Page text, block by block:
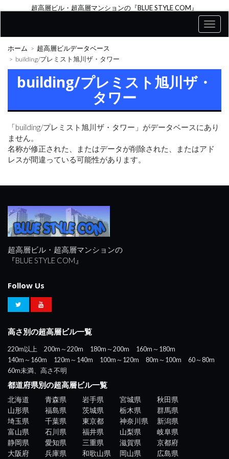
超高層ビル・超高層マンションの『BLUE STYLE COM』
ホーム
超高層ビルデータベース
building/プレミスト旭川ザ・タワー
building/プレミスト旭川ザ・
タワー
「building/プレミスト旭川ザ・タワー」がデータベースにあり
ません。
名称が修正された、またはデータが削除された、またはアド
レスが間違っている可能性があります。
超高層ビル・超高層マンションの
『BLUE STYLE COM』
Follow Us
高さ別の超高層ビル一覧
220m以上 200m～220m 180m～200m
160m～180m
140m～160m
120m～140m 100m～120m 80m～100m
60～80m
60m未満、高さ不明
都道府県別の超高層ビル一覧
北海道 青森県 岩手県 宮城県
秋田県
山形県
福島県 茨城県 栃木県
群馬県
埼玉県
千葉県 東京都 神奈川県
新潟県
富山県
石川県 福井県 山梨県
岐阜県
静岡県
愛知県 三重県 滋賀県
京都府
大阪府
兵庫県 和歌山県 岡山県 広島県